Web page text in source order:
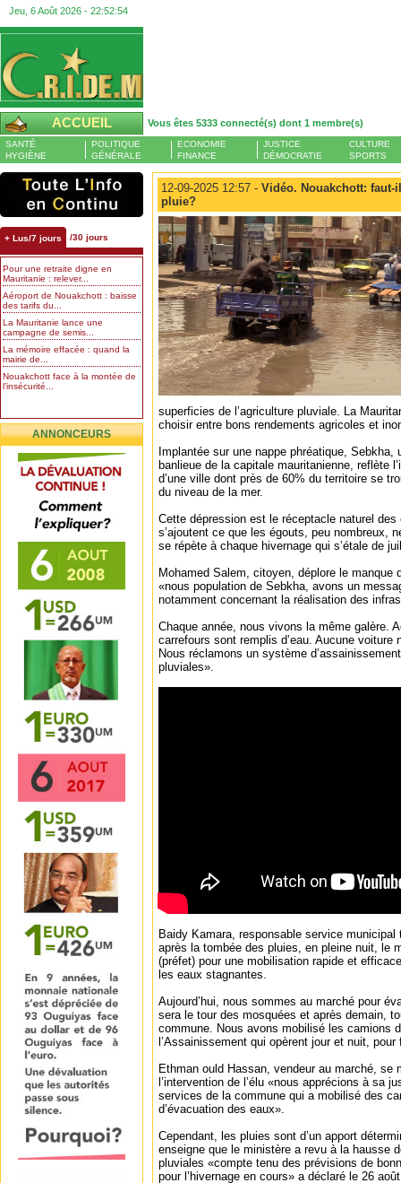
Jeu, 6 Août 2026 - 22:52:55
ACCUEIL Vous êtes 5333 connecté(s) dont 1 membre(s)
SANTÉ
HYGIÈNE
POLITIQUE
GÉNÉRALE
ECONOMIE
FINANCE
JUSTICE
DÉMOCRATIE
CULTURE
SPORTS
+ Lus/7 jours /30 jours
Pour une retraite digne en
Mauritanie : relever...
Aéroport de Nouakchott : baisse
des tarifs du...
La Mauritanie lance une
campagne de semis...
La mémoire effacée : quand la
mairie de...
Nouakchott face à la montée de
l’insécurité...
ANNONCEURS
12-09-2025 12:57 - Vidéo. Nouakchott: faut-
pluie?
superficies de l’agriculture pluviale. La
choisir entre bons rendements agricoles et
Implantée sur une nappe phréatique, Sebkha,
banlieue de la capitale mauritanienne, reflète
d’une ville dont près de 60% du territoire se
du niveau de la mer.
Cette dépression est le réceptacle naturel
s’ajoutent ce que les égouts, peu nombreux,
se répète à chaque hivernage qui s’étale de
Mohamed Salem, citoyen, déplore le manque
«nous population de Sebkha, avons un
notamment concernant la réalisation des
Chaque année, nous vivons la même galère.
carrefours sont remplis d’eau. Aucune
Nous réclamons un système
pluviales».
Baidy Kamara, responsable service
après la tombée des pluies, en pleine nuit, le
(préfet) pour une mobilisation rapide et
les eaux stagnantes.
Aujourd’hui, nous sommes au marché pour
sera le tour des mosquées et après demain,
commune. Nous avons mobilisé les camions
l’Assainissement qui opèrent jour et nuit,
Ethman ould Hassan, vendeur au marché, se
l’intervention de l’élu «nous apprécions à sa
services de la commune qui a mobilisé des
d’évacuation des eaux».
Cependant, les pluies sont d’un apport
enseigne que le ministère a revu à la hausse
pluviales «compte tenu des prévisions de
pour l’hivernage en cours» a déclaré le 26